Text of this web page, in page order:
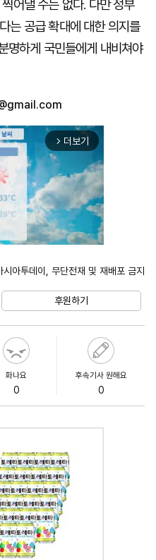
어낼 수는 없다. 다만 정부
는 공급 확대에 대한 의지를
명하게 국민들에게 내비쳐야
arrow_forward_ios 더보기
아투데이, 무단전재 및 재배포 금지
후원하기
화나요
0
후속기사 원해요
0